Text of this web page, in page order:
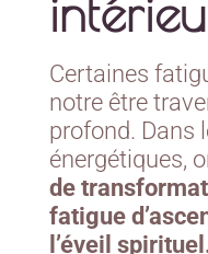
Certaines
notre être
profond. Dans
énergétiques,
de
fatigue
l’éveil